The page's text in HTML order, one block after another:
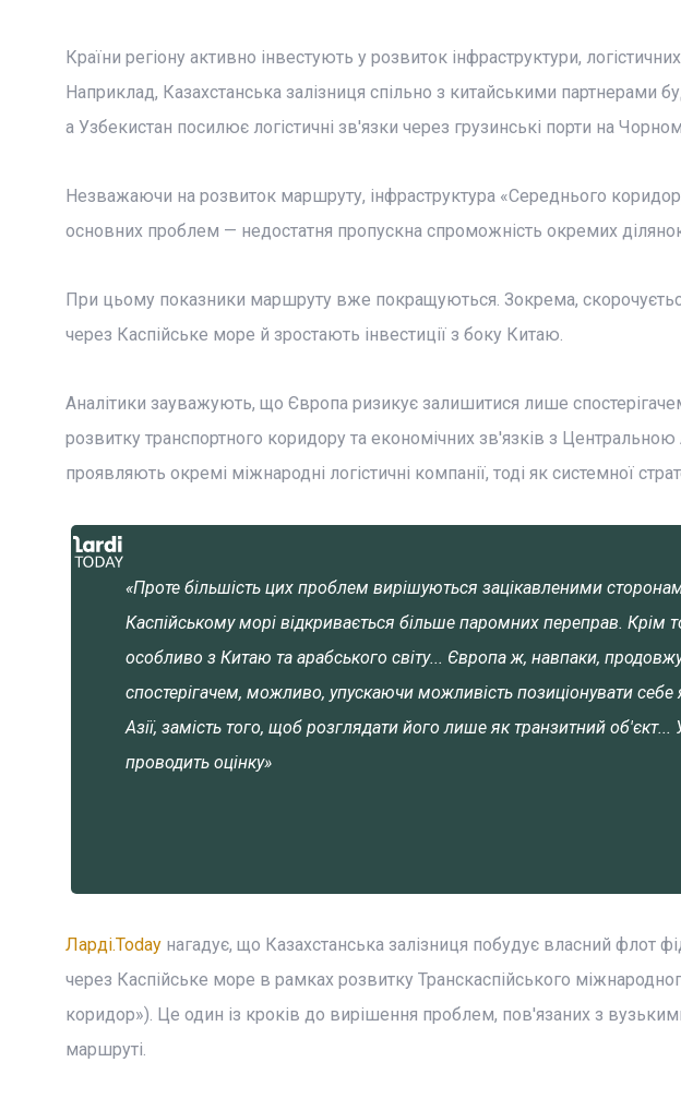
Країни регіону активно інвестують у розвиток інфраструктури,
Наприклад, Казахстанська залізниця спільно з китайськими партнерами
а Узбекистан посилює логістичні зв'язки через грузинські порти на
Незважаючи на розвиток маршруту, інфраструктура «Середнього
основних проблем — недостатня пропускна спроможність окремих
При цьому показники маршруту вже покращуються. Зокрема,
через Каспійське море й зростають інвестиції з боку Китаю.
Аналітики зауважують, що Європа ризикує залишитися лише
розвитку транспортного коридору та економічних зв'язків з
проявляють окремі міжнародні логістичні компанії, тоді як системної
«Проте більшість цих проблем вирішуються зацікавленими
Каспійському морі відкривається більше паромних переправ. Крім
особливо з Китаю та арабського світу... Європа ж, навпаки,
спостерігачем, можливо, упускаючи можливість позиціонувати
Азії, замість того, щоб розглядати його лише як транзитний
проводить оцінку»
Ларді.Todayнагадує, що Казахстанська залізниця побудує власний флот
через Каспійське море в рамках розвитку Транскаспійського
коридор»). Це один із кроків до вирішення проблем, пов'язаних з
маршруті.